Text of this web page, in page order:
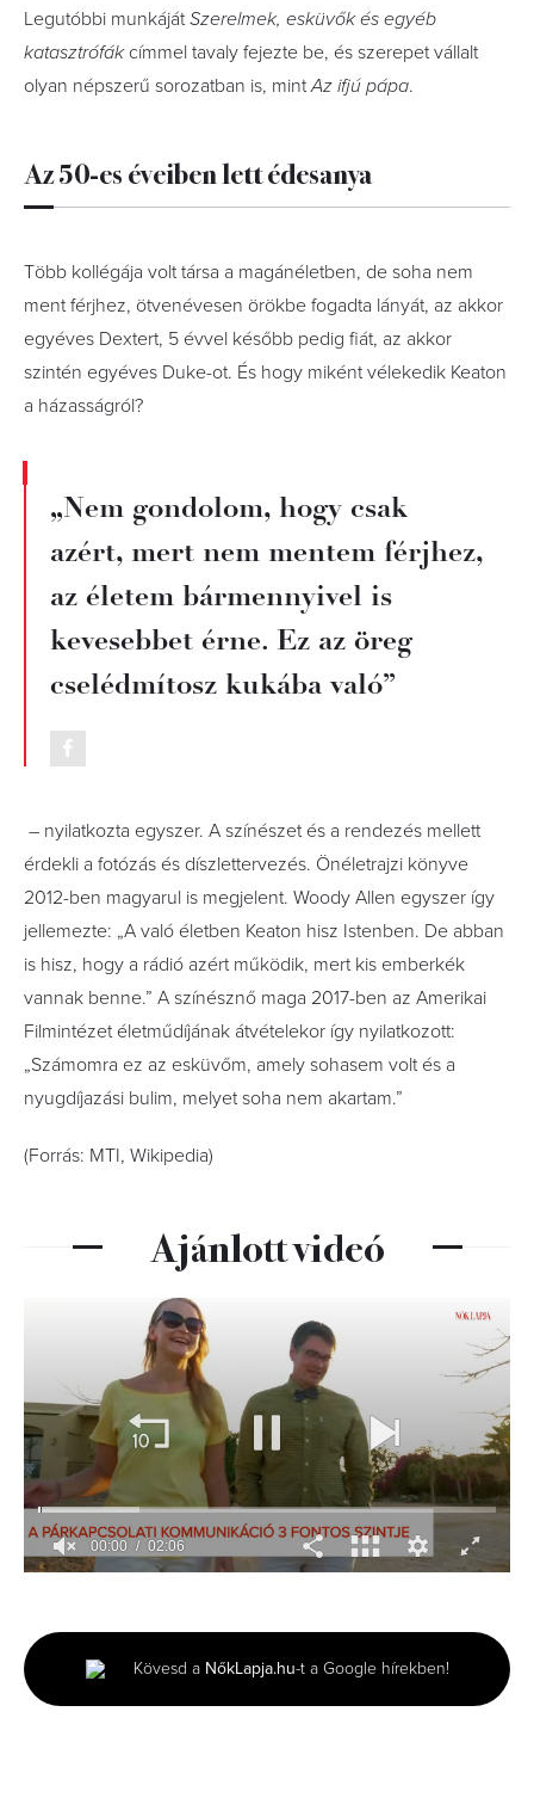
Legutóbbi munkájátSzerelmek, esküvők és egyéb
katasztrófákcímmel tavaly fejezte be, és szerepet vállalt
olyan népszerű sorozatban is, mintAz ifjú pápa.
Az 50-es éveiben lett édesanya
Több kollégája volt társa a magánéletben, de soha nem
ment férjhez, ötvenévesen örökbe fogadta lányát, az akkor
egyéves Dextert, 5 évvel később pedig fiát, az akkor
szintén egyéves Duke-ot. És hogy miként vélekedik Keaton
a házasságról?
„Nem gondolom, hogy csak
azért, mert nem mentem férjhez,
az életem bármennyivel is
kevesebbet érne. Ez az öreg
cselédmítosz kukába való”
– nyilatkozta egyszer. A színészet és a rendezés mellett
érdekli a fotózás és díszlettervezés. Önéletrajzi könyve
2012-ben magyarul is megjelent. Woody Allen egyszer így
jellemezte: „A való életben Keaton hisz Istenben. De abban
is hisz, hogy a rádió azért működik, mert kis emberkék
vannak benne.” A színésznő maga 2017-ben az Amerikai
Filmintézet életműdíjának átvételekor így nyilatkozott:
„Számomra ez az esküvőm, amely sohasem volt és a
nyugdíjazási bulim, melyet soha nem akartam.”
(Forrás: MTI, Wikipedia)
Ajánlott videó
minutes,
6
seconds
00:01 02:06
Kövesd a NőkLapja.hu-t a Google hírekben!